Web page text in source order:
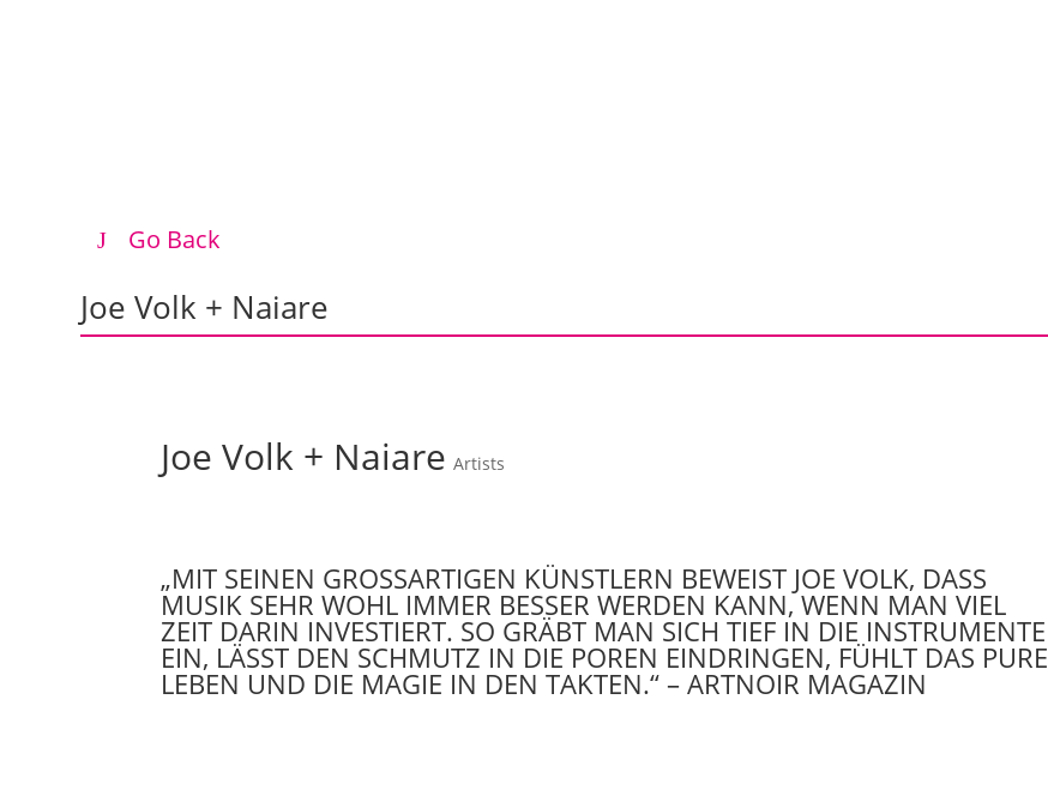
Go Back
Joe Volk + Naiare
Joe Volk + Naiare Artists
„MIT SEINEN GROSSARTIGEN KÜNSTLERN BEWEIST JOE VOLK, DASS
MUSIK SEHR WOHL IMMER BESSER WERDEN KANN, WENN MAN VIEL
ZEIT DARIN INVESTIERT. SO GRÄBT MAN SICH TIEF IN DIE INSTRUMENTE
EIN, LÄSST DEN SCHMUTZ IN DIE POREN EINDRINGEN, FÜHLT DAS PURE
LEBEN UND DIE MAGIE IN DEN TAKTEN.“ – ARTNOIR MAGAZIN